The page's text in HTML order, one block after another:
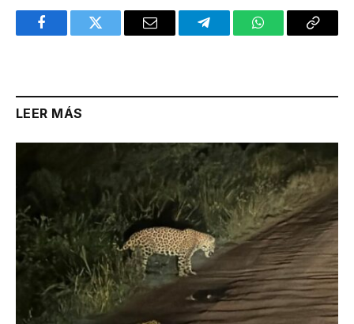
FacebookTwitter Email TelegramWhatsAppCopy
LEER MÁS